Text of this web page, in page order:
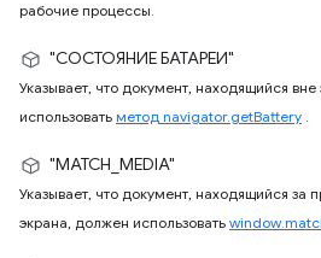
рабочие процессы.
"СОСТОЯНИЕ БАТАРЕИ"
Указывает, что документ, находящийся
использовать метод navigator.getBattery .
"MATCH_MEDIA"
Указывает, что документ, находящийся
экрана, должен использовать